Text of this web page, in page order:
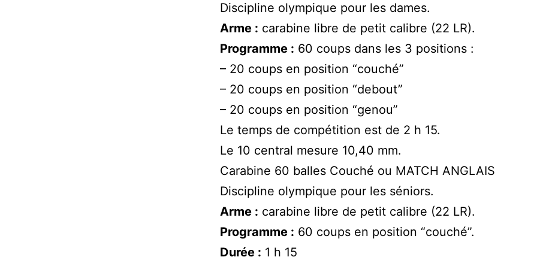
Discipline olympique pour les dames.
Arme : carabine libre de petit calibre (22 LR).
Programme : 60 coups dans les 3 positions :
– 20 coups en position “couché”
– 20 coups en position “debout”
– 20 coups en position “genou”
Le temps de compétition est de 2 h 15.
Le 10 central mesure 10,40 mm.
Carabine 60 balles Couché ou MATCH ANGLAIS
Discipline olympique pour les séniors.
Arme : carabine libre de petit calibre (22 LR).
Programme : 60 coups en position “couché”.
Durée : 1 h 15